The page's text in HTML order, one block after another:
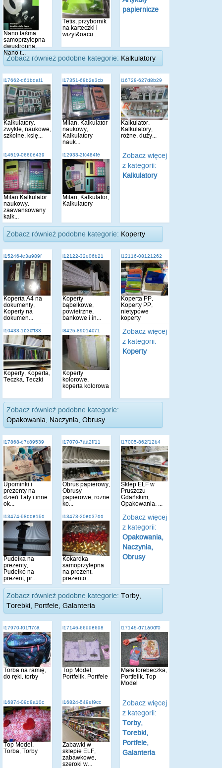
Nano taśma
samoprzylepna
dwustronna,
Nano t...
Tetis, przybornik
na karteczki i
wizyt&oacu...
papiernicze
Zobacz również podobne kategorie: Kalkulatory
i17662-d61bdaf1
Kalkulatory,
zwykłe, naukowe,
szkolne, księ...
i17351-68b2e3cb
Milan, Kalkulator
naukowy,
Kalkulatory
nauk...
i16728-627d8b29
Kalkulator,
Kalkulatory,
różne, duży...
i14519-066be439
Milan Kalkulator
naukowy,
zaawansowany
kalk...
i12933-2fc484fe
Milan, Kalkulator,
Kalkulatory
Zobacz więcej
z kategorii:
Kalkulatory
Zobacz również podobne kategorie: Koperty
i15246-fe3a989f
Koperta A4 na
dokumenty,
Koperty na
dokumen...
i12122-32e06b21
Koperty
bąbelkowe,
powietrzne,
bankowe i in...
i12116-08121262
Koperta PP,
Koperty PP,
nietypowe
koperty
i10433-1b3cff33
Koperty, Koperta,
Teczka, Teczki
i8425-89014c71
Koperty
kolorowe,
koperta kolorowa
Zobacz więcej
z kategorii:
Koperty
Zobacz również podobne kategorie:
Opakowania, Naczynia, Obrusy
i17868-e7c89539
Upominki i
prezenty na
dzień Taty i inne
ok...
i17070-7aa2ff11
Obrus papierowy,
Obrusy
papierowe, rożne
ko...
i17005-862f12b4
Sklep ELF w
Pruszczu
Gdańskim,
Opakowania, ...
i13474-58dde15d
Pudełka na
prezenty,
Pudełko na
prezent, pr...
i13473-20ed37dd
Kokardka
samoprzylepna
na prezent,
prezento...
Zobacz więcej
z kategorii:
Opakowania,
Naczynia,
Obrusy
Zobacz również podobne kategorie: Torby,
Torebki, Portfele, Galanteria
i17970-f01ff7ca
Torba na ramię,
do ręki, torby
i17146-66dde6d8
Top Model,
Portfelik, Portfele
i17145-d71a0df0
Mała torebeczka,
Portfelik, Top
Model
i16874-09d8a10c
Top Model,
Torba, Torby
i16824-549ef9cc
Zabawki w
sklepie ELF,
zabawkowe,
szeroki w...
Zobacz więcej
z kategorii:
Torby,
Torebki,
Portfele,
Galanteria